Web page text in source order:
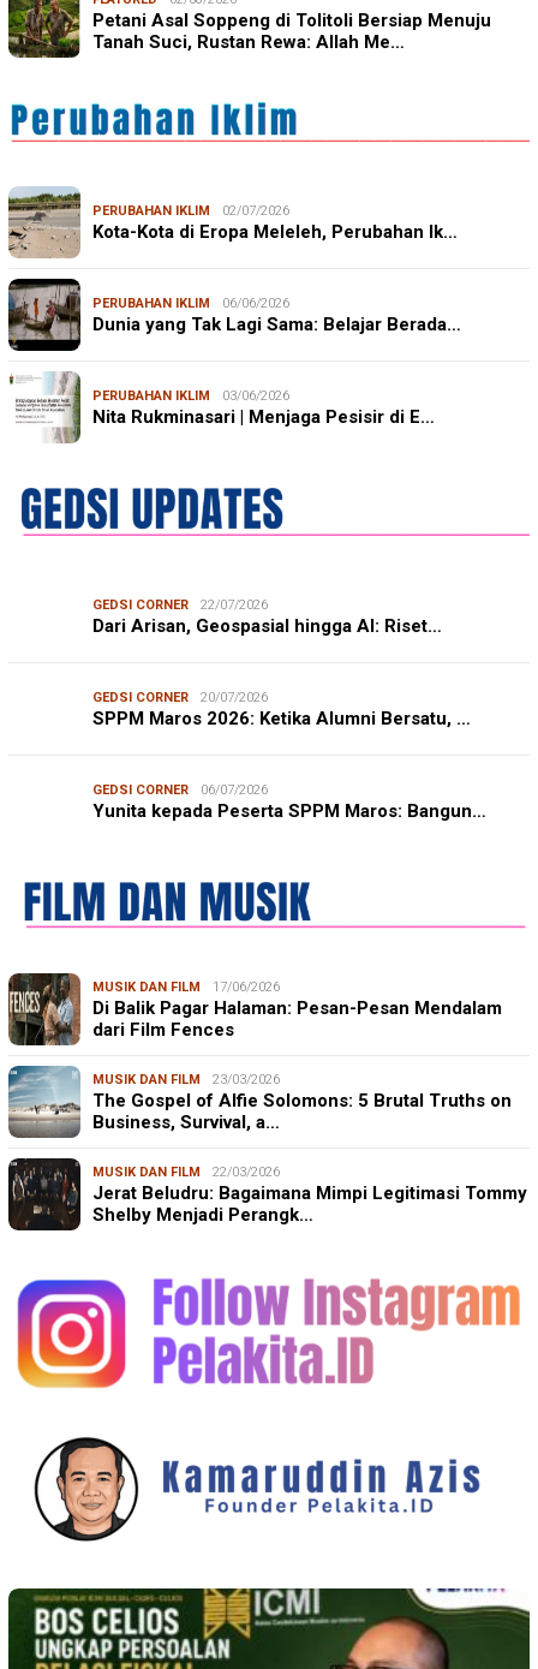
Petani Asal Soppeng di Tolitoli Bersiap Menuju
Tanah Suci, Rustan Rewa: Allah Me…
PERUBAHAN IKLIM 02/07/2026
Kota-Kota di Eropa Meleleh, Perubahan Ik…
PERUBAHAN IKLIM 06/06/2026
Dunia yang Tak Lagi Sama: Belajar Berada…
PERUBAHAN IKLIM 03/06/2026
Nita Rukminasari | Menjaga Pesisir di E…
GEDSI CORNER 22/07/2026
Dari Arisan, Geospasial hingga AI: Riset…
GEDSI CORNER 20/07/2026
SPPM Maros 2026: Ketika Alumni Bersatu, …
GEDSI CORNER 06/07/2026
Yunita kepada Peserta SPPM Maros: Bangun…
MUSIK DAN FILM 17/06/2026
Di Balik Pagar Halaman: Pesan-Pesan Mendalam
dari Film Fences
MUSIK DAN FILM 23/03/2026
The Gospel of Alfie Solomons: 5 Brutal Truths on
Business, Survival, a…
MUSIK DAN FILM 22/03/2026
Jerat Beludru: Bagaimana Mimpi Legitimasi Tommy
Shelby Menjadi Perangk…